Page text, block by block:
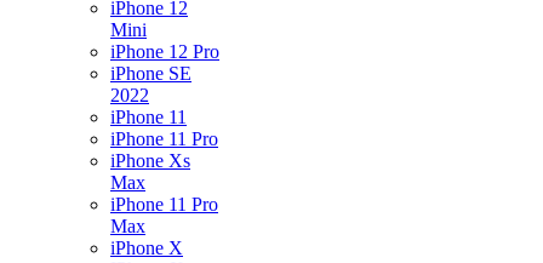
iPhone 12
Mini
iPhone 12 Pro
iPhone SE
2022
iPhone 11
iPhone 11 Pro
iPhone Xs
Max
iPhone 11 Pro
Max
iPhone X